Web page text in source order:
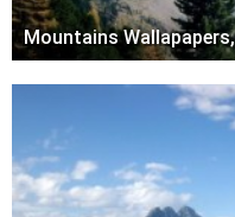
Mountains